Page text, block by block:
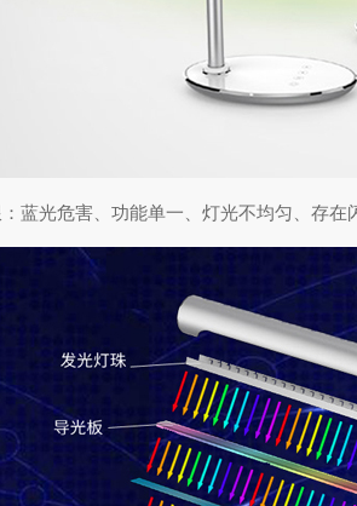
蓝光危害、功能单一、灯光不均匀、存在闪